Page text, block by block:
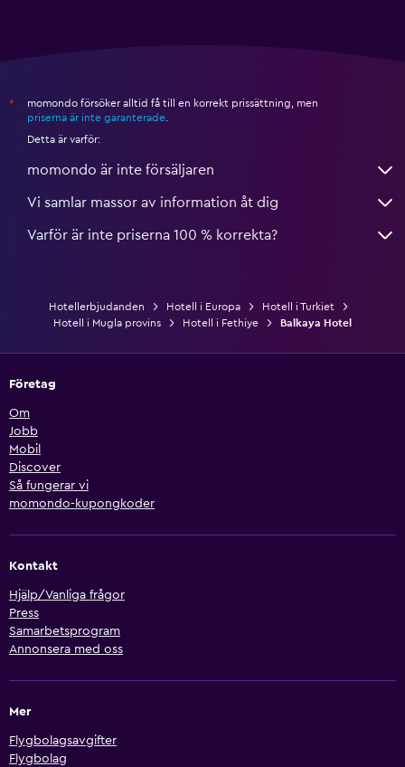
*
momondo försöker alltid få till en korrekt prissättning, men
priserna är inte garanterade
Detta är varför:
momondo är inte försäljaren
Vi samlar massor av information åt dig
Varför är inte priserna 100 % korrekta?
Hotellerbjudanden Hotell i Europa
Hotell i Turkiet
Hotell i Mugla provins
Hotell i Fethiye Balkaya Hotel
Företag
Om
Jobb
Mobil
Discover
Så fungerar vi
momondo-kupongkoder
Kontakt
Hjälp/Vanliga frågor
Press
Samarbetsprogram
Annonsera med oss
Mer
Flygbolagsavgifter
Flygbolag